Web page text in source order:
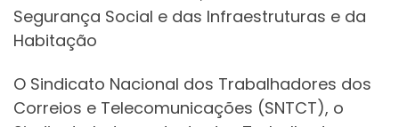
Segurança Social e das Infraestruturas e da
Habitação
O Sindicato Nacional dos Trabalhadores dos
Correios e Telecomunicações (SNTCT), o